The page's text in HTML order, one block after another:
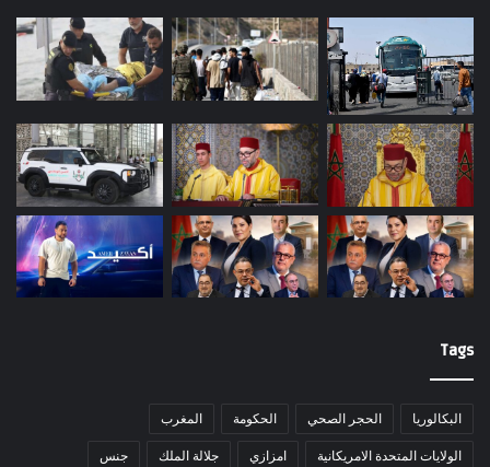
Tags
البكالوريا الحجر الصحي الحكومة المغرب
الولايات المتحدة الامريكانية امزازي جلالة الملك جنس